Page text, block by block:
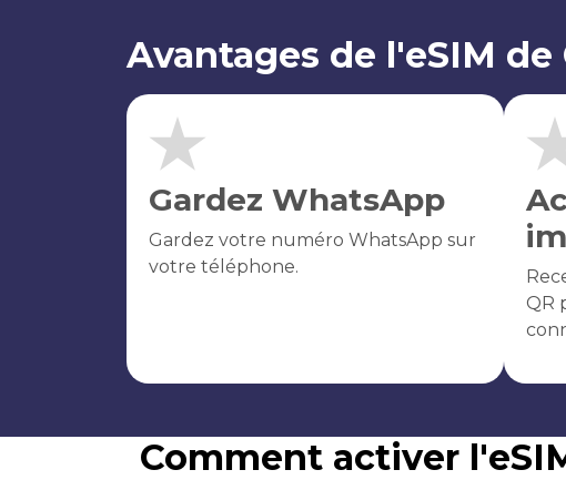
Avantages de l'eSIM de
Gardez WhatsApp
Gardez votre numéro WhatsApp sur
votre téléphone.
QR
Comment activer